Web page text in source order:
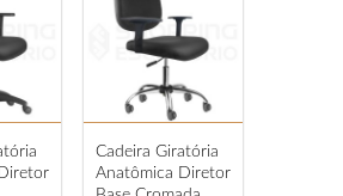
Cadeira Giratória
Anatômica Diretor